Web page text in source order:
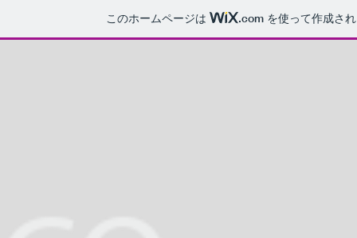
このホームページは .com を使って作成さ